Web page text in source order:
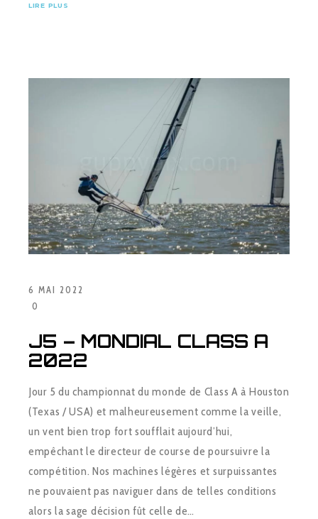
LIRE PLUS
6 MAI 2022
0
J5 – MONDIAL CLASS A
2022
Jour 5 du championnat du monde de Class A à Houston
(Texas / USA) et malheureusement comme la veille,
un vent bien trop fort soufflait aujourd’hui,
empêchant le directeur de course de poursuivre la
compétition. Nos machines légères et surpuissantes
ne pouvaient pas naviguer dans de telles conditions
alors la sage décision fût celle de…